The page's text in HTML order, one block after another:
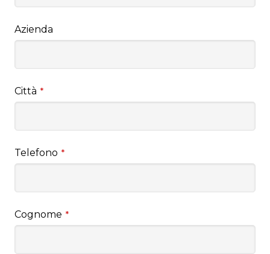
Azienda
Città *
Telefono *
Cognome *